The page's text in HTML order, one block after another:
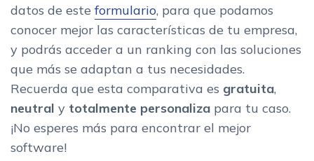
datos de este formulario, para que podamos
conocer mejor las características de tu empresa,
y podrás acceder a un ranking con las soluciones
que más se adaptan a tus necesidades.
Recuerda que esta comparativa es gratuita,
neutral y totalmente personaliza para tu caso.
¡No esperes más para encontrar el mejor
software!